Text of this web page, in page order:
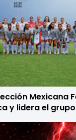
Mexicana
y lidera el